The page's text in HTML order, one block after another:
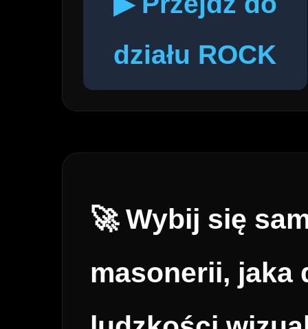
działu ROCK
🚀 Wybij się
masonerii, jaka